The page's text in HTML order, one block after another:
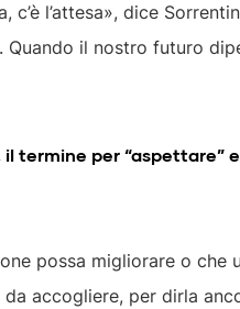
l’attesa», dice
il nostro futuro
termine per “aspettare” e
possa migliorare o che
accogliere, per dirla